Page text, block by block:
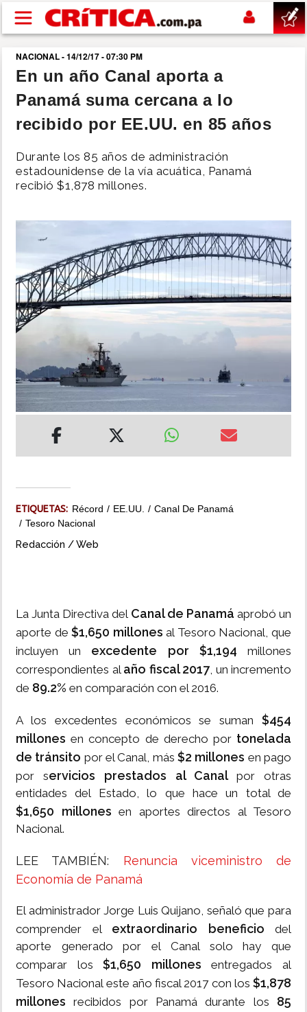
Pasar al contenido principal
buscar
SUCESOS
POLÍTICA
DEPORTES
MUNDO
INSÓLITAS
MULTIMEDIA
IMPRESO
NACIONAL - 14/12/17 - 07:30 PM
En un año Canal aporta a
Panamá suma cercana a lo
recibido por EE.UU. en 85 años
Durante los 85 años de administración
estadounidense de la vía acuática, Panamá
recibió $1,878 millones.
ETIQUETAS: Récord EE.UU.
Canal De Panamá
Tesoro Nacional
Redacción / Web
La Junta Directiva del Canal de Panamá aprobó un
aporte de $1,650 millonesal Tesoro Nacional, que
incluyen un excedente por $1,194 millones
correspondientes al año fiscal 2017, un incremento
de 89.2% en comparación con el 2016.
A los excedentes económicos se suman $454
millonesen concepto de derecho por tonelada
de tránsito por el Canal, más $2 millones en pago
por servicios prestados al Canalpor otras
entidades del Estado, lo que hace un total de
$1,650 millones en aportes directos al Tesoro
Nacional.
LEE TAMBIÉN: Renuncia viceministro de
Economía de Panamá
El administrador Jorge Luis Quijano, señaló que para
comprender el extraordinario beneficio del
aporte generado por el Canal solo hay que
comparar los$1,650 millones entregados al
Tesoro Nacional este año fiscal 2017 con los $1,878
millones recibidos por Panamá durante los 85